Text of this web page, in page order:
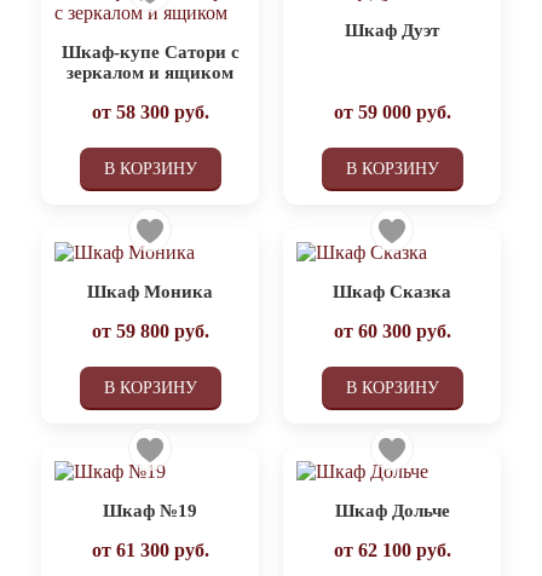
Шкаф-купе Сатори с
зеркалом и ящиком
от 58 300руб.
В КОРЗИНУ
Шкаф Дуэт
от 59 000руб.
В КОРЗИНУ
Шкаф Моника
от 59 800руб.
В КОРЗИНУ
Шкаф Сказка
от 60 300руб.
В КОРЗИНУ
Шкаф №19
от 61 300руб.
Шкаф Дольче
от 62 100руб.